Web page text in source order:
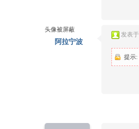
头像被屏蔽
阿拉宁波
发表
提示: